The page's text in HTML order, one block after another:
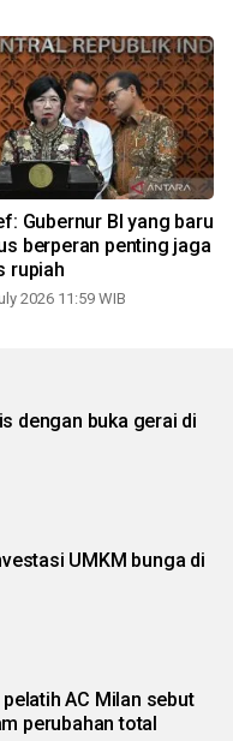
Gubernur BI yang baru
berperan penting jaga
rupiah
2026 11:59 WIB
dengan buka gerai di
UMKM bunga di
AC Milan sebut
perubahan total